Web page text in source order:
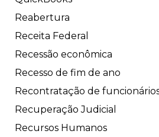
Reabertura
Receita Federal
Recessão econômica
Recesso de fim de ano
Recontratação de
Recuperação Judicial
Recursos Humanos